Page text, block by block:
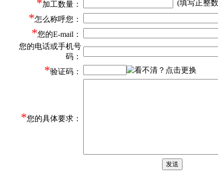
*加工数量： (填写正整
*怎么称呼您：
*您的E-mail：
您的电话或手机号
码：
*验证码：
*您的具体要求：